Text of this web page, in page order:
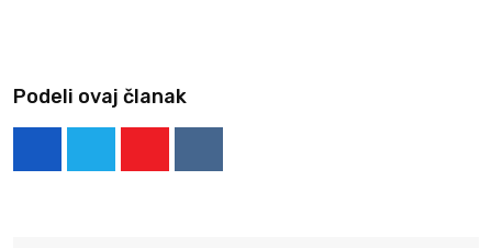
Podeli ovaj članak